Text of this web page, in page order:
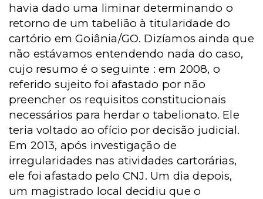
havia dado uma liminar determinando o
retorno de um tabelião à titularidade do
cartório em Goiânia/GO. Dizíamos ainda que
não estávamos entendendo nada do caso,
cujo resumo é o seguinte : em 2008, o
referido sujeito foi afastado por não
preencher os requisitos constitucionais
necessários para herdar o tabelionato. Ele
teria voltado ao ofício por decisão judicial.
Em 2013, após investigação de
irregularidades nas atividades cartorárias,
ele foi afastado pelo CNJ. Um dia depois,
um magistrado local decidiu que o